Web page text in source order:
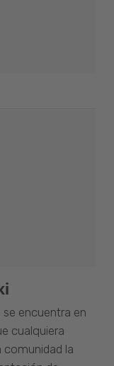
encuentra en
cualquiera
comunidad la